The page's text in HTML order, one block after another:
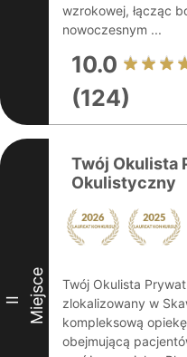
wzrokowej, łącząc
nowoczesnym ...
10.0
(124)
II Miejsce
Twój Okulista
Okulistyczny
Twój Okulista
zlokalizowany w
kompleksową
obejmującą